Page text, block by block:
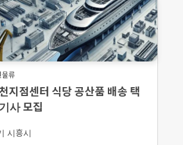
물류
지점센터 식당 공산품 배송 택
사 모집
시흥시